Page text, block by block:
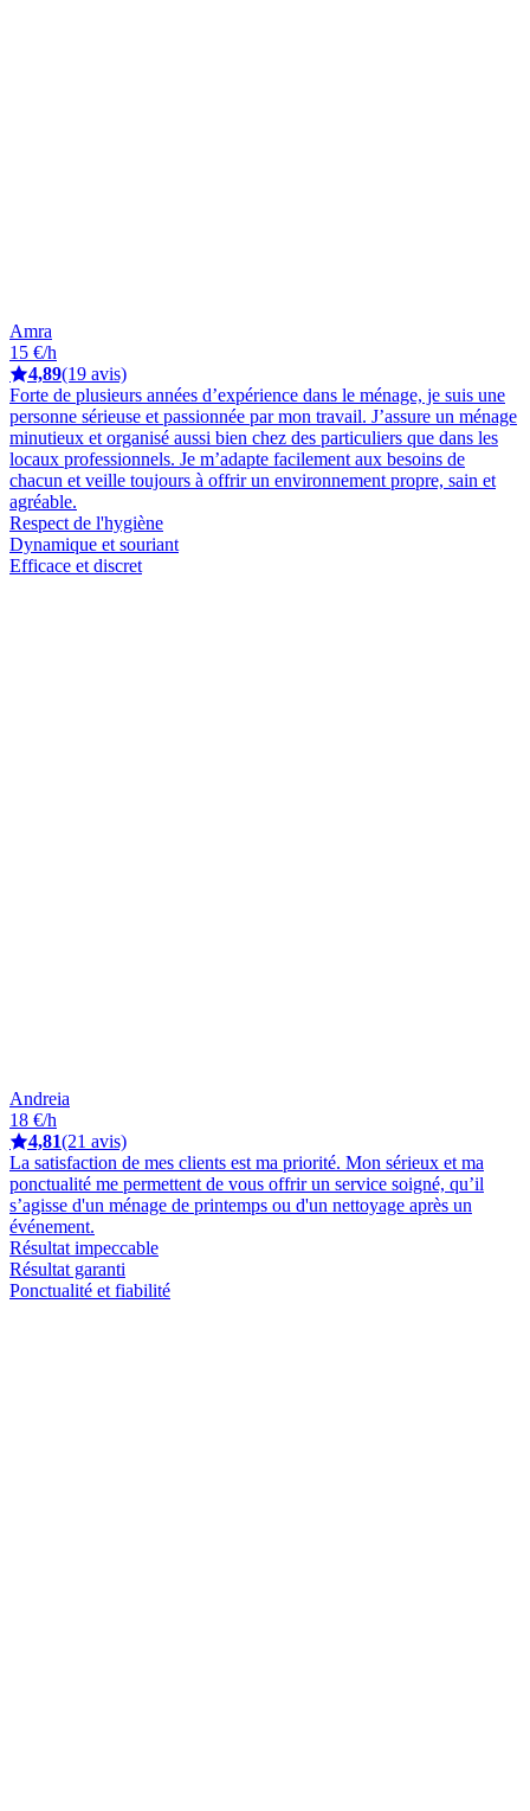
Amra
15 €/h
4,89(19 avis)
Forte de plusieurs années d’expérience dans le ménage, je suis une
personne sérieuse et passionnée par mon travail. J’assure un ménage
minutieux et organisé aussi bien chez des particuliers que dans les
locaux professionnels. Je m’adapte facilement aux besoins de
chacun et veille toujours à offrir un environnement propre, sain et
agréable.
Respect de l'hygiène
Dynamique et souriant
Efficace et discret
Andreia
18 €/h
4,81(21 avis)
La satisfaction de mes clients est ma priorité. Mon sérieux et ma
ponctualité me permettent de vous offrir un service soigné, qu’il
s’agisse d'un ménage de printemps ou d'un nettoyage après un
événement.
Résultat impeccable
Résultat garanti
Ponctualité et fiabilité